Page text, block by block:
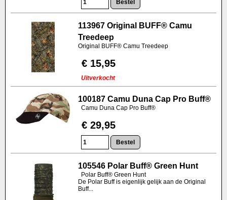
113967 Original BUFF® Camu
Treedeep
Original BUFF® Camu Treedeep
€ 15,95
Uitverkocht
100187 Camu Duna Cap Pro Buff®
Camu Duna Cap Pro Buff®
€ 29,95
105546 Polar Buff® Green Hunt
Polar Buff® Green Hunt
De Polar Buff is eigenlijk gelijk aan de Original
Buff...